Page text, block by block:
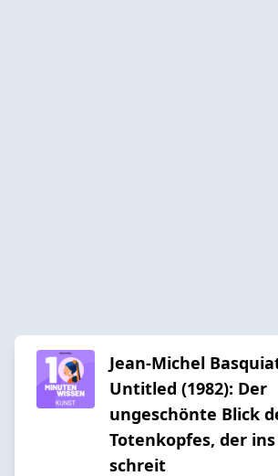
Jean-Michel
Untitled (1982): Der
ungeschönte Blick
Totenkopfes, der
schreit